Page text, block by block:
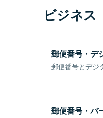
ビジネス
郵便番号・デ
郵便番号とデジ
郵便番号・バ